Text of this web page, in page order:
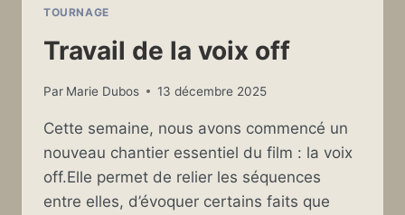
TOURNAGE
Travail de la voix off
Par Marie Dubos 13 décembre 2025
Cette semaine, nous avons commencé un
nouveau chantier essentiel du film : la voix
off.Elle permet de relier les séquences
entre elles, d’évoquer certains faits que